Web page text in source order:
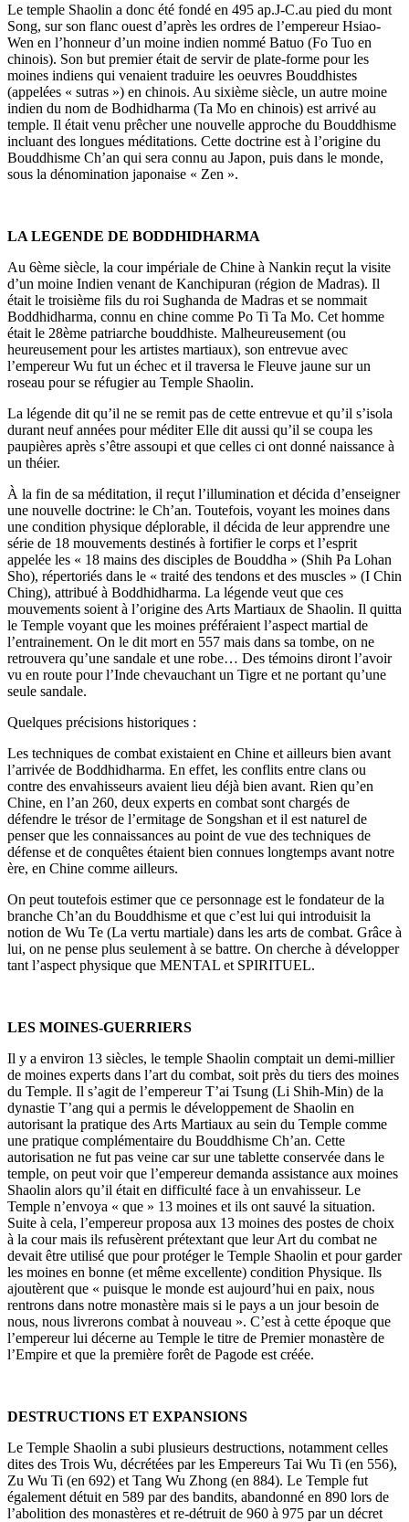
Le temple Shaolin a donc été fondé en 495 ap.J-C.au pied du mont
Song, sur son flanc ouest d’après les ordres de l’empereur Hsiao-
Wen en l’honneur d’un moine indien nommé Batuo (Fo Tuo en
chinois). Son but premier était de servir de plate-forme pour les
moines indiens qui venaient traduire les oeuvres Bouddhistes
(appelées « sutras ») en chinois. Au sixième siècle, un autre moine
indien du nom de Bodhidharma (Ta Mo en chinois) est arrivé au
temple. Il était venu prêcher une nouvelle approche du Bouddhisme
incluant des longues méditations. Cette doctrine est à l’origine du
Bouddhisme Ch’an qui sera connu au Japon, puis dans le monde,
sous la dénomination japonaise « Zen ».
LA LEGENDE DE BODDHIDHARMA
Au 6ème siècle, la cour impériale de Chine à Nankin reçut la visite
d’un moine Indien venant de Kanchipuran (région de Madras). Il
était le troisième fils du roi Sughanda de Madras et se nommait
Boddhidharma, connu en chine comme Po Ti Ta Mo. Cet homme
était le 28ème patriarche bouddhiste. Malheureusement (ou
heureusement pour les artistes martiaux), son entrevue avec
l’empereur Wu fut un échec et il traversa le Fleuve jaune sur un
roseau pour se réfugier au Temple Shaolin.
La légende dit qu’il ne se remit pas de cette entrevue et qu’il s’isola
durant neuf années pour méditer Elle dit aussi qu’il se coupa les
paupières après s’être assoupi et que celles ci ont donné naissance à
un théier.
À la fin de sa méditation, il reçut l’illumination et décida d’enseigner
une nouvelle doctrine: le Ch’an. Toutefois, voyant les moines dans
une condition physique déplorable, il décida de leur apprendre une
série de 18 mouvements destinés à fortifier le corps et l’esprit
appelée les « 18 mains des disciples de Bouddha » (Shih Pa Lohan
Sho), répertoriés dans le « traité des tendons et des muscles » (I Chin
Ching), attribué à Boddhidharma. La légende veut que ces
mouvements soient à l’origine des Arts Martiaux de Shaolin. Il quitta
le Temple voyant que les moines préféraient l’aspect martial de
l’entrainement. On le dit mort en 557 mais dans sa tombe, on ne
retrouvera qu’une sandale et une robe… Des témoins diront l’avoir
vu en route pour l’Inde chevauchant un Tigre et ne portant qu’une
seule sandale.
Quelques précisions historiques :
Les techniques de combat existaient en Chine et ailleurs bien avant
l’arrivée de Boddhidharma. En effet, les conflits entre clans ou
contre des envahisseurs avaient lieu déjà bien avant. Rien qu’en
Chine, en l’an 260, deux experts en combat sont chargés de
défendre le trésor de l’ermitage de Songshan et il est naturel de
penser que les connaissances au point de vue des techniques de
défense et de conquêtes étaient bien connues longtemps avant notre
ère, en Chine comme ailleurs.
On peut toutefois estimer que ce personnage est le fondateur de la
branche Ch’an du Bouddhisme et que c’est lui qui introduisit la
notion de Wu Te (La vertu martiale) dans les arts de combat. Grâce à
lui, on ne pense plus seulement à se battre. On cherche à développer
tant l’aspect physique que MENTAL et SPIRITUEL.
LES MOINES-GUERRIERS
Il y a environ 13 siècles, le temple Shaolin comptait un demi-millier
de moines experts dans l’art du combat, soit près du tiers des moines
du Temple. Il s’agit de l’empereur T’ai Tsung (Li Shih-Min) de la
dynastie T’ang qui a permis le développement de Shaolin en
autorisant la pratique des Arts Martiaux au sein du Temple comme
une pratique complémentaire du Bouddhisme Ch’an. Cette
autorisation ne fut pas veine car sur une tablette conservée dans le
temple, on peut voir que l’empereur demanda assistance aux moines
Shaolin alors qu’il était en difficulté face à un envahisseur. Le
Temple n’envoya « que » 13 moines et ils ont sauvé la situation.
Suite à cela, l’empereur proposa aux 13 moines des postes de choix
à la cour mais ils refusèrent prétextant que leur Art du combat ne
devait être utilisé que pour protéger le Temple Shaolin et pour garder
les moines en bonne (et même excellente) condition Physique. Ils
ajoutèrent que « puisque le monde est aujourd’hui en paix, nous
rentrons dans notre monastère mais si le pays a un jour besoin de
nous, nous livrerons combat à nouveau ». C’est à cette époque que
l’empereur lui décerne au Temple le titre de Premier monastère de
l’Empire et que la première forêt de Pagode est créée.
DESTRUCTIONS ET EXPANSIONS
Le Temple Shaolin a subi plusieurs destructions, notamment celles
dites des Trois Wu, décrétées par les Empereurs Tai Wu Ti (en 556),
Zu Wu Ti (en 692) et Tang Wu Zhong (en 884). Le Temple fut
également détuit en 589 par des bandits, abandonné en 890 lors de
l’abolition des monastères et re-détruit de 960 à 975 par un décret